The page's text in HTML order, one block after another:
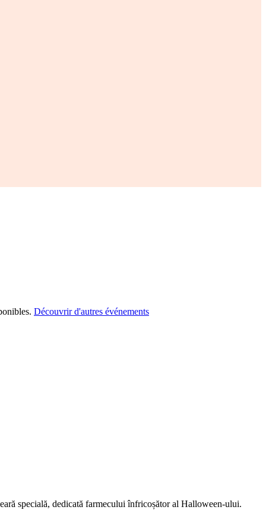
Découvrir d'autres événements
specială, dedicată farmecului înfricoșător al Halloween-ului.